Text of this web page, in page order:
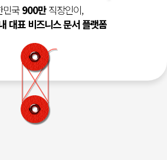
민국900만직장인이,
대표 비즈니스 문서 플랫폼